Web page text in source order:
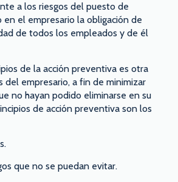
a los riesgos del puesto de
en el empresario la obligación de
de todos los empleados y de él
de la acción preventiva es otra
del empresario, a fin de minimizar
no hayan podido eliminarse en su
de acción preventiva son los
que no se puedan evitar.